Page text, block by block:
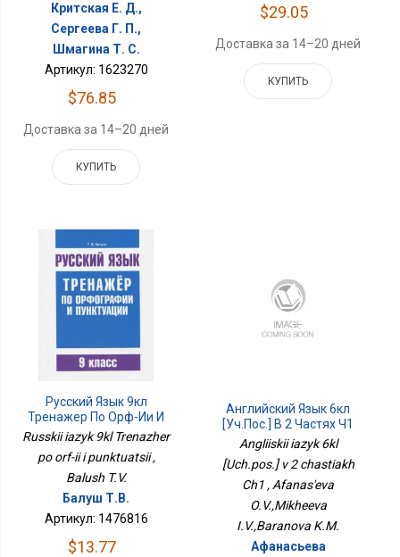
Критская Е. Д.,
Сергеева Г. П.,
Шмагина Т. С.
Артикул: 1623270
$76.85
Доставка за 14–20 дней
КУПИТЬ
$29.05
Доставка за 14–20 дней
КУПИТЬ
Русский Язык 9кл
Тренажер По Орф-Ии И
Пунктуации
Russkii iazyk 9kl Trenazher
po orf-ii i punktuatsii ,
Balush T.V.
Балуш Т.В.
Артикул: 1476816
$13.77
Английский Язык 6кл
[Уч.пос.] В 2 Частях Ч1
Angliiskii iazyk 6kl
[Uch.pos.] v 2 chastiakh
Ch1 , Afanas'eva
O.V.,Mikheeva
I.V.,Baranova K.M.
Афанасьева